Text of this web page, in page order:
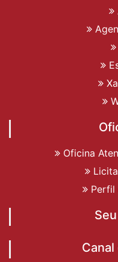
Oficina
Perfil